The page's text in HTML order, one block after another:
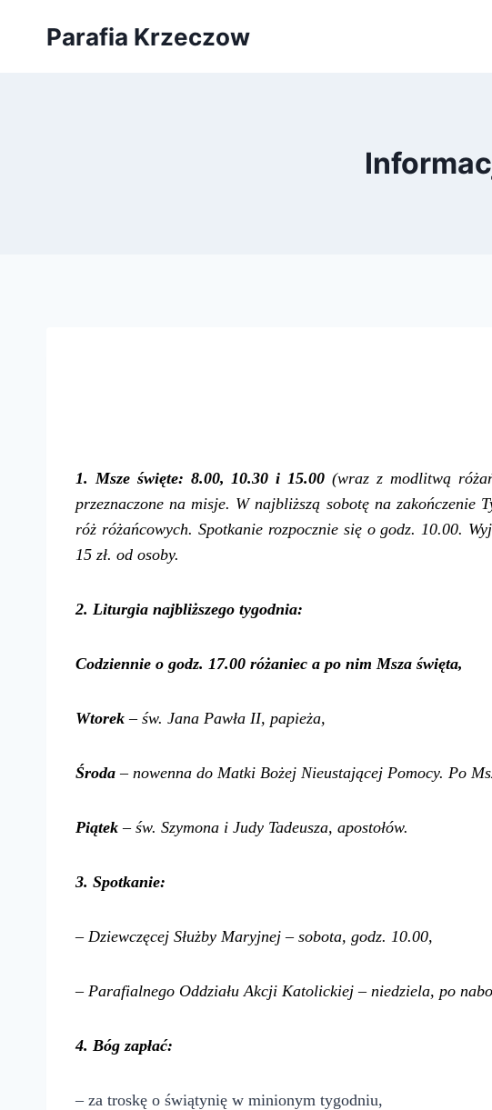
Parafia Krzeczow
1. Msze święte: 8.00,10.30 i 15.00(wraz z modlitwą
przeznaczone na misje. W najbliższą sobotę na zakończenie
róż różańcowych. Spotkanie rozpocznie się o godz. 10.00.
15 zł. od osoby.
2. Liturgia najbliższego tygodnia:
Codziennie o godz. 17.00 różaniec a po nim Msza święta,
Wtorek – św. Jana Pawła II, papieża,
Środa – nowenna do Matki Bożej Nieustającej Pomocy. Po
Piątek – św. Szymona i Judy Tadeusza, apostołów.
3. Spotkanie:
– Dziewczęcej Służby Maryjnej – sobota, godz. 10.00,
– Parafialnego Oddziału Akcji Katolickiej – niedziela, po
4. Bóg zapłać:
– za troskę o świątynię w minionym tygodniu,